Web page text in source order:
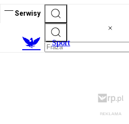
Serwisy
Sport